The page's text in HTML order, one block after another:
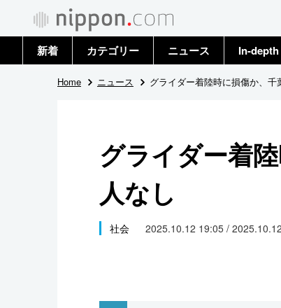
新着 カテゴリー
政治・外交
国際
文化
ニュース
トップ
In-depth
Home ニュース グライダー着陸時に損傷か、
グライダー着
人なし
社会 2025.10.12 19:05 /